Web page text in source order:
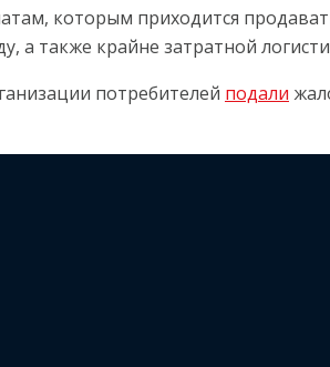
которым приходится
также крайне затратной
потребителей подали